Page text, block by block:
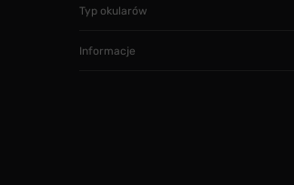
Typ okularów
Informacje